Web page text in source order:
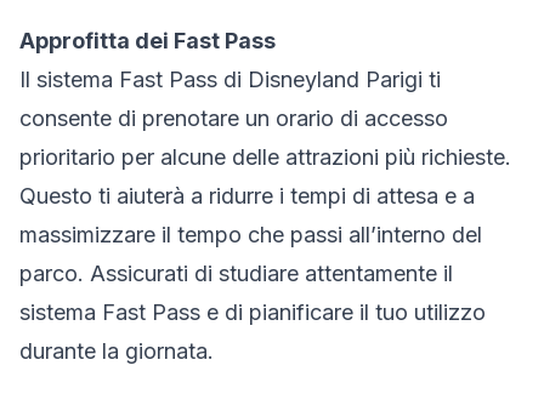
Approfitta dei Fast Pass
Il sistema Fast Pass di Disneyland Parigi ti
consente di prenotare un orario di accesso
prioritario per alcune delle attrazioni più richieste.
Questo ti aiuterà a ridurre i tempi di attesa e a
massimizzare il tempo che passi all’interno del
parco. Assicurati di studiare attentamente il
sistema Fast Pass e di pianificare il tuo utilizzo
durante la giornata.